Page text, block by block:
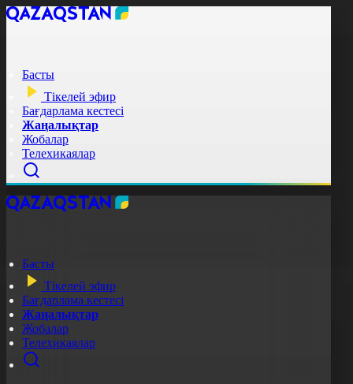
Басты
Тікелей эфир
Бағдарлама кестесі
Жаңалықтар
Жобалар
Телехикаялар
Басты
Тікелей эфир
Бағдарлама кестесі
Жаңалықтар
Жобалар
Телехикаялар